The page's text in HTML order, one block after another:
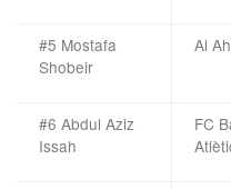
#5 Mostafa
Shobeir
Al
#6 Abdul Aziz
Issah
FC